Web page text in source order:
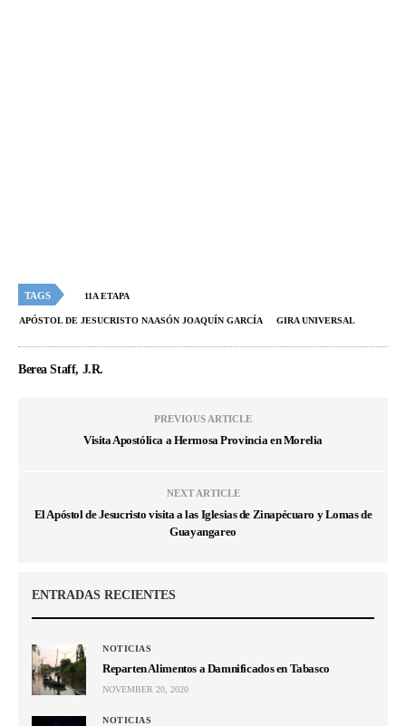
TAGS 11A ETAPA
APÓSTOL DE JESUCRISTO NAASÓN JOAQUÍN GARCÍA GIRA UNIVERSAL
Berea Staff, J.R.
PREVIOUS ARTICLE
Visita Apostólica a Hermosa Provincia en Morelia
NEXT ARTICLE
El Apóstol de Jesucristo visita a las Iglesias de Zinapécuaro y Lomas de
Guayangareo
ENTRADAS RECIENTES
NOTICIAS
Reparten Alimentos a Damnificados en Tabasco
NOVEMBER 20, 2020
NOTICIAS